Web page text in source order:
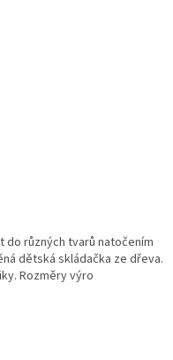
různých tvarů natočením
dětská skládačka ze dřeva.
Rozměry výro